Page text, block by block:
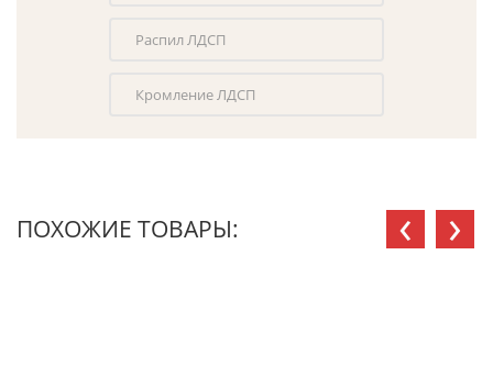
Распил ЛДСП
Кромление ЛДСП
ПОХОЖИЕ ТОВАРЫ: ‹ ›